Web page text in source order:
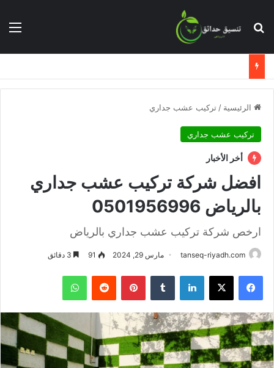
بحث عن
الرئيسية / تركيب عشب جداري
تركيب عشب جداري
أخر الأخبار
افضل شركة تركيب عشب جداري
بالرياض 0501956996
ارخص شركة تركيب عشب جداري بالرياض
tanseq-riyadh.com مارس 29, 2024 91
فيسبوك X لينكدإن بينتيريست واتساب